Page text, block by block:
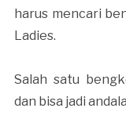
harus mencari
Ladies.
Salah satu
dan bisa jadi